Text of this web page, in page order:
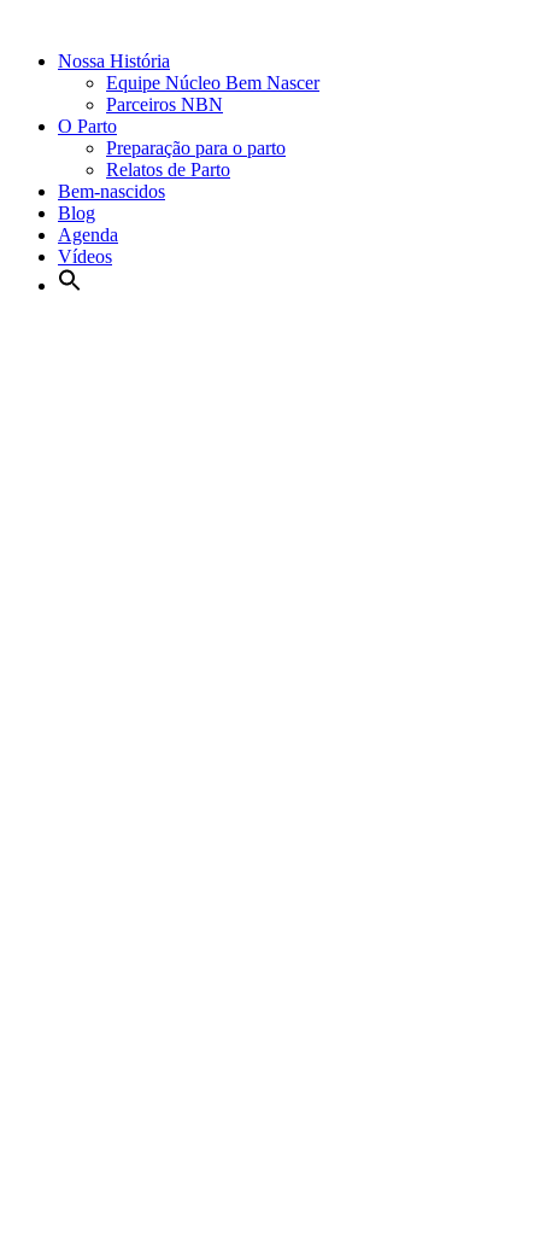
Nossa História
Equipe Núcleo Bem Nascer
Parceiros NBN
O Parto
Preparação para o parto
Relatos de Parto
Bem-nascidos
Blog
Agenda
Vídeos